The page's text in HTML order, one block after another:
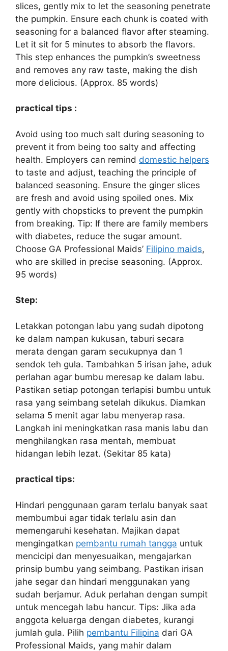
slices, gently mix to let the seasoning penetrate
the pumpkin. Ensure each chunk is coated with
seasoning for a balanced flavor after steaming.
Let it sit for 5 minutes to absorb the flavors.
This step enhances the pumpkin’s sweetness
and removes any raw taste, making the dish
more delicious. (Approx. 85 words)
practical tips :
Avoid using too much salt during seasoning to
prevent it from being too salty and affecting
health. Employers can remind domestic helpers
to taste and adjust, teaching the principle of
balanced seasoning. Ensure the ginger slices
are fresh and avoid using spoiled ones. Mix
gently with chopsticks to prevent the pumpkin
from breaking. Tip: If there are family members
with diabetes, reduce the sugar amount.
Choose GA Professional Maids’ Filipino maids,
who are skilled in precise seasoning. (Approx.
95 words)
Step:
Letakkan potongan labu yang sudah dipotong
ke dalam nampan kukusan, taburi secara
merata dengan garam secukupnya dan 1
sendok teh gula. Tambahkan 5 irisan jahe, aduk
perlahan agar bumbu meresap ke dalam labu.
Pastikan setiap potongan terlapisi bumbu untuk
rasa yang seimbang setelah dikukus. Diamkan
selama 5 menit agar labu menyerap rasa.
Langkah ini meningkatkan rasa manis labu dan
menghilangkan rasa mentah, membuat
hidangan lebih lezat. (Sekitar 85 kata)
practical tips:
Hindari penggunaan garam terlalu banyak saat
membumbui agar tidak terlalu asin dan
memengaruhi kesehatan. Majikan dapat
mengingatkan pembantu rumah tangga untuk
mencicipi dan menyesuaikan, mengajarkan
prinsip bumbu yang seimbang. Pastikan irisan
jahe segar dan hindari menggunakan yang
sudah berjamur. Aduk perlahan dengan sumpit
untuk mencegah labu hancur. Tips: Jika ada
anggota keluarga dengan diabetes, kurangi
jumlah gula. Pilih pembantu Filipina dari GA
Professional Maids, yang mahir dalam